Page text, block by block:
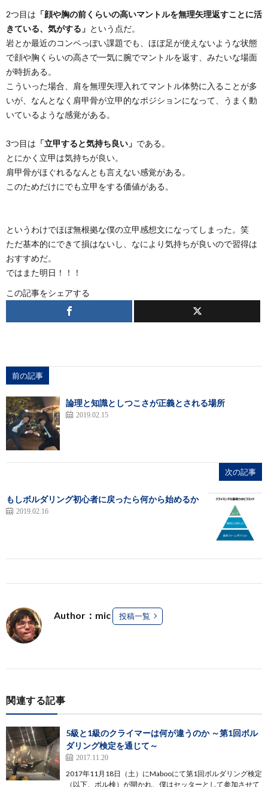
2つ目は 「顔や胸の前くらいの高いマントルを無理矢理返すことに活
きている、気がする」 という点だ。
岩とか最近のコンペっぽい課題でも、ほぼ足が使えないような状態
で顔や胸くらいの高さで一気に腕でマントルを返す、みたいな場面
が時折ある。
こういった場合、肩を無理矢理入れてマントル体勢に入ることが多
いが、なんとなく肩甲骨が立甲的なポジションになって、うまく動
いているような感覚がある。
3つ目は 「立甲すると気持ち良い」 である。
とにかく立甲は気持ちが良い。
肩甲骨がほぐれるなんとも言えない感覚がある。
このためだけにでも立甲をする価値がある。
というわけでほぼ無根拠な僕の立甲感想文になってしまった。笑
ただ基本的にできて損はないし、なにより気持ちが良いので習得は
おすすめだ。
ではまた明日！！！
この記事をシェアする
前の記事
論理と知識としつこさが正義とされる場所
2019.02.15
次の記事
もしボルダリング初心者に戻ったら何から始めるか
2019.02.16
Author：mic 投稿一覧
関連する記事
5級と1級のクライマーは何が違うのか ～第1回ボル
ダリング検定を通じて～
2017.11.20
2017年11月18日（土）にMabooにて第1回ボルダリング検定
（以下、ボル検）が開かれ、僕はセッターとして参加させて